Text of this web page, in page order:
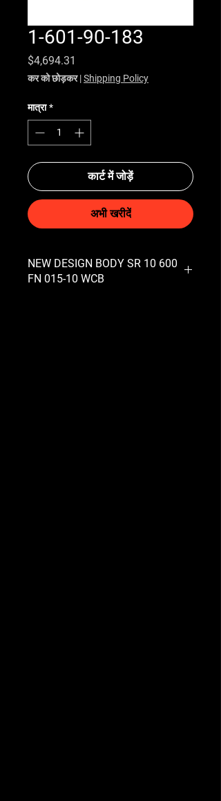
1-601-90-183
$4,694.31
कर को छोड़कर|Shipping Policy
मात्रा *
कार्ट में जोड़ें
अभी खरीदें
NEW DESIGN BODY SR 10 600
FN 015-10 WCB